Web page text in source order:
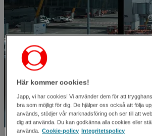
Här kommer cookies!
Japp, vi har cookies! Vi använder dem för att
bra som möjligt för dig. De hjälper oss också att följa
används, stödjer vår marknadsföring och ser till att
dig att använda. Du kan godkänna alla cookies eller
använda. Cookie-policy Integritetspolicy